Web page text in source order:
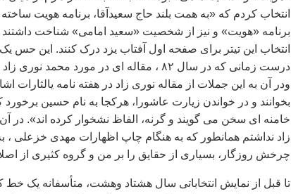
انتخاب کردم که «به همت بلند حاج سعيدآقا، برنامه هويت
برنامه «هويت» و نيز از شخصيت «سعيد امامی» شناخت داشتند
انتخاب اين تيتر برای صفحه اول آفتاب يزد درک کنند. اين حس
درست زمانی که در سال ۸۲ ، مقاله ای در مورد
ودر آن به اين جملات از مقاله نوری زاد در هفته نامه يالثارات
بخوانند و در خواندن زيارت عاشورا، هرکجا به نام حسين برخورد
خامنه ای سخن می گويند و گرنه، الفاظ نشخوار کرده اند»‌.
زاد نداشتم همانطور که به هنگام چاپ اظهارات مهدی خزعلی ،
چرخش روزگار، بسياری از حقايق را بر من و گروه کثيری از
تا قبل از نمايش انتخاباتی سال هشتاد وهشت، متأسفانه يک